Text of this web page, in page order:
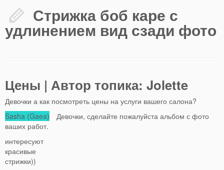
Стрижка боб каре с
удлинением вид сзади фото
Цены | Автор топика: Jolette
Девочки а как посмотреть цены на услуги вашего салона?
Sasha (Gaea) Девочки, сделайте пожалуйста альбом с фото
ваших работ.
интересуют
красивые
стрижки))